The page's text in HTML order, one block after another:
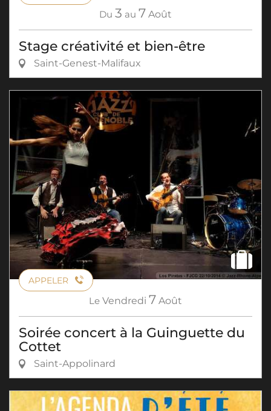
Du 3 au 7 Août
Stage créativité et bien-être
Saint-Genest-Malifaux
APPELER
Le Vendredi 7 Août
Soirée concert à la Guinguette du
Cottet
Saint-Appolinard